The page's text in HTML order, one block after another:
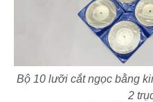
Bộ 10 lưỡi cắt ngọc bằng
2